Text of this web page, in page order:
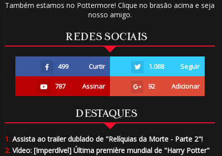
Também estamos no Pottermore! Clique no brasão acima e seja
nosso amigo.
REDES SOCIAIS
499 Curtir 1.088 Seguir
787 Assinar 92 Adicionar
DESTAQUES
1.Assista ao trailer dublado de "Relíquias da Morte - Parte 2"!
2.Vídeo: [Imperdível] Última première mundial de "Harry Potter"